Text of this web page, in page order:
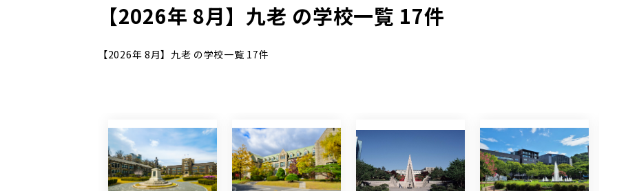
【2026年 8月】九老 の学校一覧 17件
【2026年 8月】九老 の学校一覧 17件